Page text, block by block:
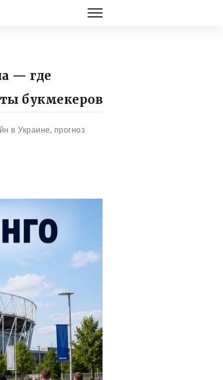
— где
букмекеров
в Украине, прогноз